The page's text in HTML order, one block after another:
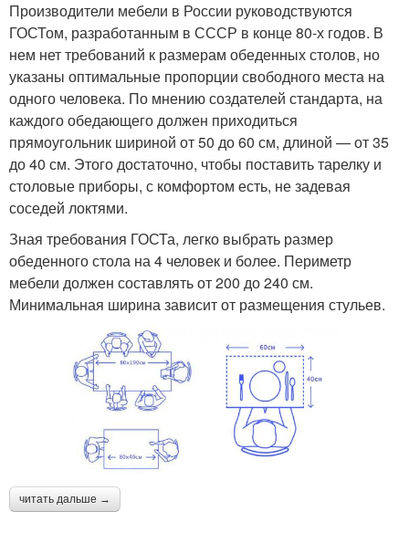
Производители мебели в России руководствуются
ГОСТом, разработанным в СССР в конце 80-х годов. В
нем нет требований к размерам обеденных столов, но
указаны оптимальные пропорции свободного места на
одного человека. По мнению создателей стандарта, на
каждого обедающего должен приходиться
прямоугольник шириной от 50 до 60 см, длиной — от 35
до 40 см. Этого достаточно, чтобы поставить тарелку и
столовые приборы, с комфортом есть, не задевая
соседей локтями.
Зная требования ГОСТа, легко выбрать размер
обеденного стола на 4 человек и более. Периметр
мебели должен составлять от 200 до 240 см.
Минимальная ширина зависит от размещения стульев.
читать дальше →